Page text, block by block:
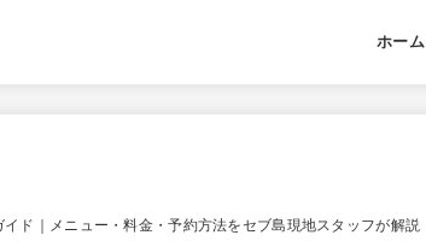
ホーム
ド｜メニュー・料金・予約方法をセブ島現地スタッフが解説